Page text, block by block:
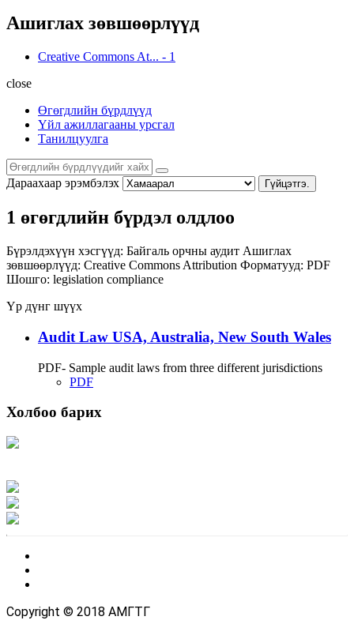
Ашиглах зөвшөөрлүүд
Creative Commons At... - 1
close
Өгөгдлийн бүрдлүүд
Үйл ажиллагааны урсгал
Танилцуулга
Дараахаар эрэмбэлэх Гүйцэтгэ.
1 өгөгдлийн бүрдэл олдлоо
Бүрэлдэхүүн хэсгүүд: Байгаль орчны аудит Ашиглах
зөвшөөрлүүд: Creative Commons Attribution Форматууд: PDF
Шошго: legislation compliance
Үр дүнг шүүх
Audit Law USA, Australia, New South Wales
PDF- Sample audit laws from three different jurisdictions
PDF
Холбоо барих
Copyright © 2018 АМГТГ